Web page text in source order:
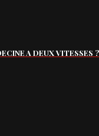
A DEUX VITESSES ?